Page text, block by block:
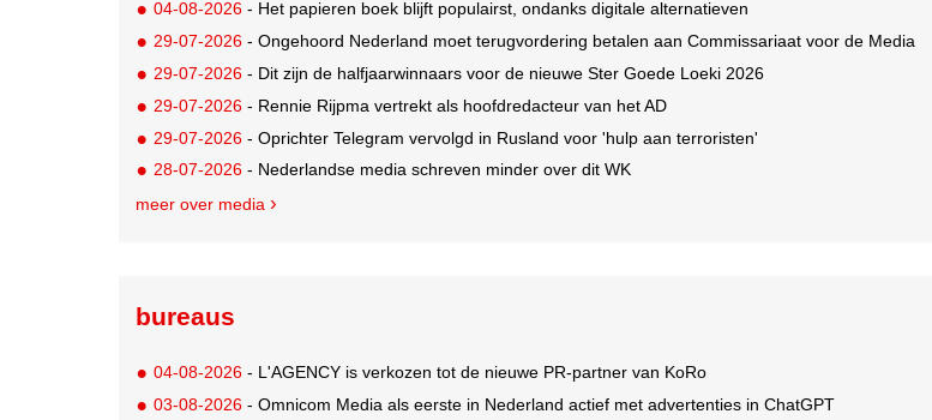
04-08-2026 - Het papieren boek blijft populairst, ondanks digitale alternatieven
29-07-2026 - Ongehoord Nederland moet terugvordering betalen aan Commissariaat voor de Media
29-07-2026 - Dit zijn de halfjaarwinnaars voor de nieuwe Ster Goede Loeki 2026
29-07-2026 - Rennie Rijpma vertrekt als hoofdredacteur van het AD
29-07-2026 - Oprichter Telegram vervolgd in Rusland voor 'hulp aan terroristen'
28-07-2026 - Nederlandse media schreven minder over dit WK
meer over media
bureaus
04-08-2026 - L'AGENCY is verkozen tot de nieuwe PR-partner van KoRo
03-08-2026 - Omnicom Media als eerste in Nederland actief met advertenties in ChatGPT